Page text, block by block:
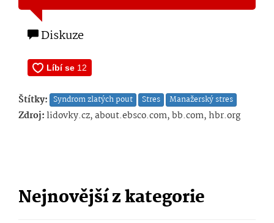
Diskuze
Štítky: Syndrom zlatých pout Stres Manažerský stres
Zdroj:lidovky.cz, about.ebsco.com, bb.com, hbr.org
Nejnovější z kategorie